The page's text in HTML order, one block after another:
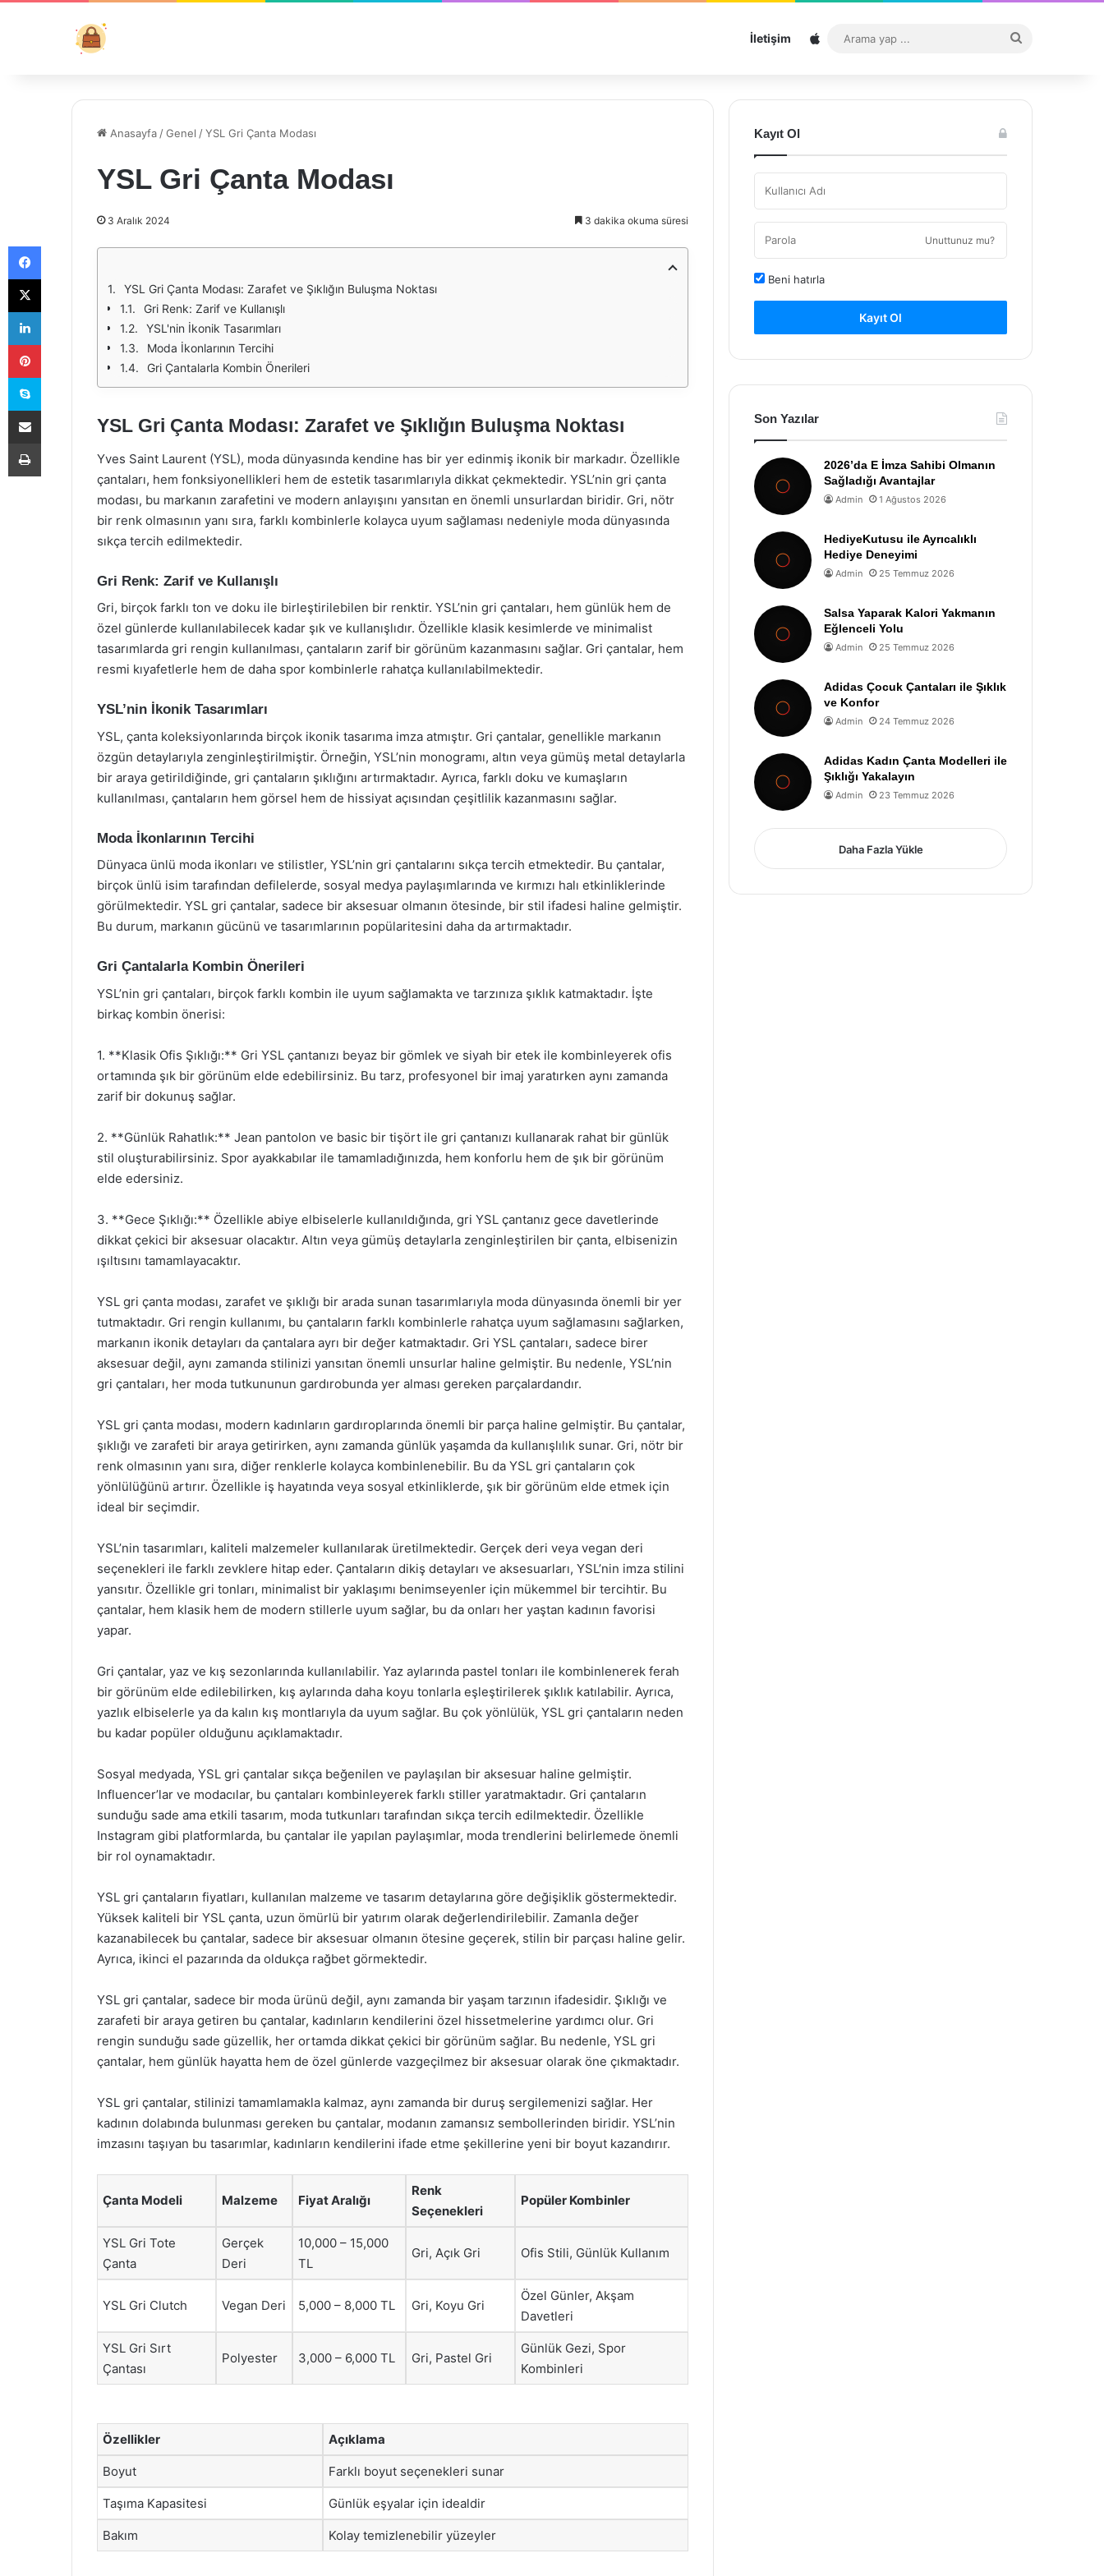
İletişim Sitemap
...
Anasayfa /Genel /YSL Gri Çanta Modası
YSL Gri Çanta Modası
3 Aralık 2024 3 dakika okuma süresi
YSL Gri Çanta Modası: Zarafet ve Şıklığın Buluşma Noktası
Gri Renk: Zarif ve Kullanışlı
YSL'nin İkonik Tasarımları
Moda İkonlarının Tercihi
Gri Çantalarla Kombin Önerileri
YSL Gri Çanta Modası: Zarafet ve Şıklığın Buluşma Noktası
Yves Saint Laurent (YSL), moda dünyasında kendine has bir yer edinmiş ikonik bir markadır. Özellikle
çantaları, hem fonksiyonellikleri hem de estetik tasarımlarıyla dikkat çekmektedir. YSL’nin gri çanta
modası, bu markanın zarafetini ve modern anlayışını yansıtan en önemli unsurlardan biridir. Gri, nötr
bir renk olmasının yanı sıra, farklı kombinlerle kolayca uyum sağlaması nedeniyle moda dünyasında
sıkça tercih edilmektedir.
Gri Renk: Zarif ve Kullanışlı
Gri, birçok farklı ton ve doku ile birleştirilebilen bir renktir. YSL’nin gri çantaları, hem günlük hem de
özel günlerde kullanılabilecek kadar şık ve kullanışlıdır. Özellikle klasik kesimlerde ve minimalist
tasarımlarda gri rengin kullanılması, çantaların zarif bir görünüm kazanmasını sağlar. Gri çantalar, hem
resmi kıyafetlerle hem de daha spor kombinlerle rahatça kullanılabilmektedir.
YSL’nin İkonik Tasarımları
YSL, çanta koleksiyonlarında birçok ikonik tasarıma imza atmıştır. Gri çantalar, genellikle markanın
özgün detaylarıyla zenginleştirilmiştir. Örneğin, YSL’nin monogramı, altın veya gümüş metal detaylarla
bir araya getirildiğinde, gri çantaların şıklığını artırmaktadır. Ayrıca, farklı doku ve kumaşların
kullanılması, çantaların hem görsel hem de hissiyat açısından çeşitlilik kazanmasını sağlar.
Moda İkonlarının Tercihi
Dünyaca ünlü moda ikonları ve stilistler, YSL’nin gri çantalarını sıkça tercih etmektedir. Bu çantalar,
birçok ünlü isim tarafından defilelerde, sosyal medya paylaşımlarında ve kırmızı halı etkinliklerinde
görülmektedir. YSL gri çantalar, sadece bir aksesuar olmanın ötesinde, bir stil ifadesi haline gelmiştir.
Bu durum, markanın gücünü ve tasarımlarının popülaritesini daha da artırmaktadır.
Gri Çantalarla Kombin Önerileri
YSL’nin gri çantaları, birçok farklı kombin ile uyum sağlamakta ve tarzınıza şıklık katmaktadır. İşte
birkaç kombin önerisi:
1. **Klasik Ofis Şıklığı:** Gri YSL çantanızı beyaz bir gömlek ve siyah bir etek ile kombinleyerek ofis
ortamında şık bir görünüm elde edebilirsiniz. Bu tarz, profesyonel bir imaj yaratırken aynı zamanda
zarif bir dokunuş sağlar.
2. **Günlük Rahatlık:** Jean pantolon ve basic bir tişört ile gri çantanızı kullanarak rahat bir günlük
stil oluşturabilirsiniz. Spor ayakkabılar ile tamamladığınızda, hem konforlu hem de şık bir görünüm
elde edersiniz.
3. **Gece Şıklığı:** Özellikle abiye elbiselerle kullanıldığında, gri YSL çantanız gece davetlerinde
dikkat çekici bir aksesuar olacaktır. Altın veya gümüş detaylarla zenginleştirilen bir çanta, elbisenizin
ışıltısını tamamlayacaktır.
YSL gri çanta modası, zarafet ve şıklığı bir arada sunan tasarımlarıyla moda dünyasında önemli bir yer
tutmaktadır. Gri rengin kullanımı, bu çantaların farklı kombinlerle rahatça uyum sağlamasını sağlarken,
markanın ikonik detayları da çantalara ayrı bir değer katmaktadır. Gri YSL çantaları, sadece birer
aksesuar değil, aynı zamanda stilinizi yansıtan önemli unsurlar haline gelmiştir. Bu nedenle, YSL’nin
gri çantaları, her moda tutkununun gardırobunda yer alması gereken parçalardandır.
YSL gri çanta modası, modern kadınların gardıroplarında önemli bir parça haline gelmiştir. Bu çantalar,
şıklığı ve zarafeti bir araya getirirken, aynı zamanda günlük yaşamda da kullanışlılık sunar. Gri, nötr bir
renk olmasının yanı sıra, diğer renklerle kolayca kombinlenebilir. Bu da YSL gri çantaların çok
yönlülüğünü artırır. Özellikle iş hayatında veya sosyal etkinliklerde, şık bir görünüm elde etmek için
ideal bir seçimdir.
YSL’nin tasarımları, kaliteli malzemeler kullanılarak üretilmektedir. Gerçek deri veya vegan deri
seçenekleri ile farklı zevklere hitap eder. Çantaların dikiş detayları ve aksesuarları, YSL’nin imza stilini
yansıtır. Özellikle gri tonları, minimalist bir yaklaşımı benimseyenler için mükemmel bir tercihtir. Bu
çantalar, hem klasik hem de modern stillerle uyum sağlar, bu da onları her yaştan kadının favorisi
yapar.
Gri çantalar, yaz ve kış sezonlarında kullanılabilir. Yaz aylarında pastel tonları ile kombinlenerek ferah
bir görünüm elde edilebilirken, kış aylarında daha koyu tonlarla eşleştirilerek şıklık katılabilir. Ayrıca,
yazlık elbiselerle ya da kalın kış montlarıyla da uyum sağlar. Bu çok yönlülük, YSL gri çantaların neden
bu kadar popüler olduğunu açıklamaktadır.
Sosyal medyada, YSL gri çantalar sıkça beğenilen ve paylaşılan bir aksesuar haline gelmiştir.
Influencer’lar ve modacılar, bu çantaları kombinleyerek farklı stiller yaratmaktadır. Gri çantaların
sunduğu sade ama etkili tasarım, moda tutkunları tarafından sıkça tercih edilmektedir. Özellikle
Instagram gibi platformlarda, bu çantalar ile yapılan paylaşımlar, moda trendlerini belirlemede önemli
bir rol oynamaktadır.
YSL gri çantaların fiyatları, kullanılan malzeme ve tasarım detaylarına göre değişiklik göstermektedir.
Yüksek kaliteli bir YSL çanta, uzun ömürlü bir yatırım olarak değerlendirilebilir. Zamanla değer
kazanabilecek bu çantalar, sadece bir aksesuar olmanın ötesine geçerek, stilin bir parçası haline gelir.
Ayrıca, ikinci el pazarında da oldukça rağbet görmektedir.
YSL gri çantalar, sadece bir moda ürünü değil, aynı zamanda bir yaşam tarzının ifadesidir. Şıklığı ve
zarafeti bir araya getiren bu çantalar, kadınların kendilerini özel hissetmelerine yardımcı olur. Gri
rengin sunduğu sade güzellik, her ortamda dikkat çekici bir görünüm sağlar. Bu nedenle, YSL gri
çantalar, hem günlük hayatta hem de özel günlerde vazgeçilmez bir aksesuar olarak öne çıkmaktadır.
YSL gri çantalar, stilinizi tamamlamakla kalmaz, aynı zamanda bir duruş sergilemenizi sağlar. Her
kadının dolabında bulunması gereken bu çantalar, modanın zamansız sembollerinden biridir. YSL’nin
imzasını taşıyan bu tasarımlar, kadınların kendilerini ifade etme şekillerine yeni bir boyut kazandırır.
Çanta Modeli Malzeme Fiyat Aralığı
Renk
Seçenekleri
Popüler Kombinler
YSL Gri Tote
Çanta
Gerçek
Deri
10,000 – 15,000
TL
Gri, Açık Gri Ofis Stili, Günlük Kullanım
YSL Gri Clutch Vegan Deri 5,000 – 8,000 TL Gri, Koyu Gri
Özel Günler, Akşam
Davetleri
YSL Gri Sırt
Çantası
Polyester 3,000 – 6,000 TL Gri, Pastel Gri
Günlük Gezi, Spor
Kombinleri
Özellikler Açıklama
Boyut Farklı boyut seçenekleri sunar
Taşıma Kapasitesi Günlük eşyalar için idealdir
Bakım Kolay temizlenebilir yüzeyler
Kayıt Ol
Unuttunuz mu?
Beni hatırla
Kayıt Ol
Son Yazılar
2026’da E İmza Sahibi Olmanın
Sağladığı Avantajlar
Admin 1 Ağustos 2026
HediyeKutusu ile Ayrıcalıklı
Hediye Deneyimi
Admin 25 Temmuz 2026
Salsa Yaparak Kalori Yakmanın
Eğlenceli Yolu
Admin 25 Temmuz 2026
Adidas Çocuk Çantaları ile Şıklık
ve Konfor
Admin 24 Temmuz 2026
Adidas Kadın Çanta Modelleri ile
Şıklığı Yakalayın
Admin 23 Temmuz 2026
Daha Fazla Yükle
Facebook
X
LinkedIn
Pinterest
Skype
E-Posta ile paylaş